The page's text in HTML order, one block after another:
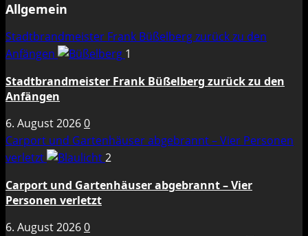
Allgemein
Stadtbrandmeister Frank Büßelberg zurück zu den
Anfängen
1
Stadtbrandmeister Frank Büßelberg zurück zu den
Anfängen
6. August 20260
Carport und Gartenhäuser abgebrannt – Vier Personen
verletzt
2
Carport und Gartenhäuser abgebrannt – Vier
Personen verletzt
6. August 20260